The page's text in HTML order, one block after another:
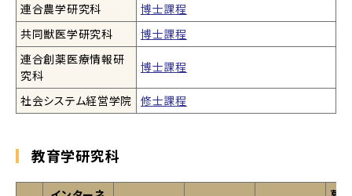
連合農学研究科
博士課程
共同獣医学研究科
博士課程
連合創薬医療情報研
究科
博士課程
社会システム経営学院 修士課程
教育学研究科